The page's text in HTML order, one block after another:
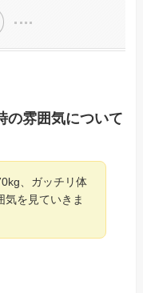
の雰囲気について
、ガッチリ体
気を見ていきま